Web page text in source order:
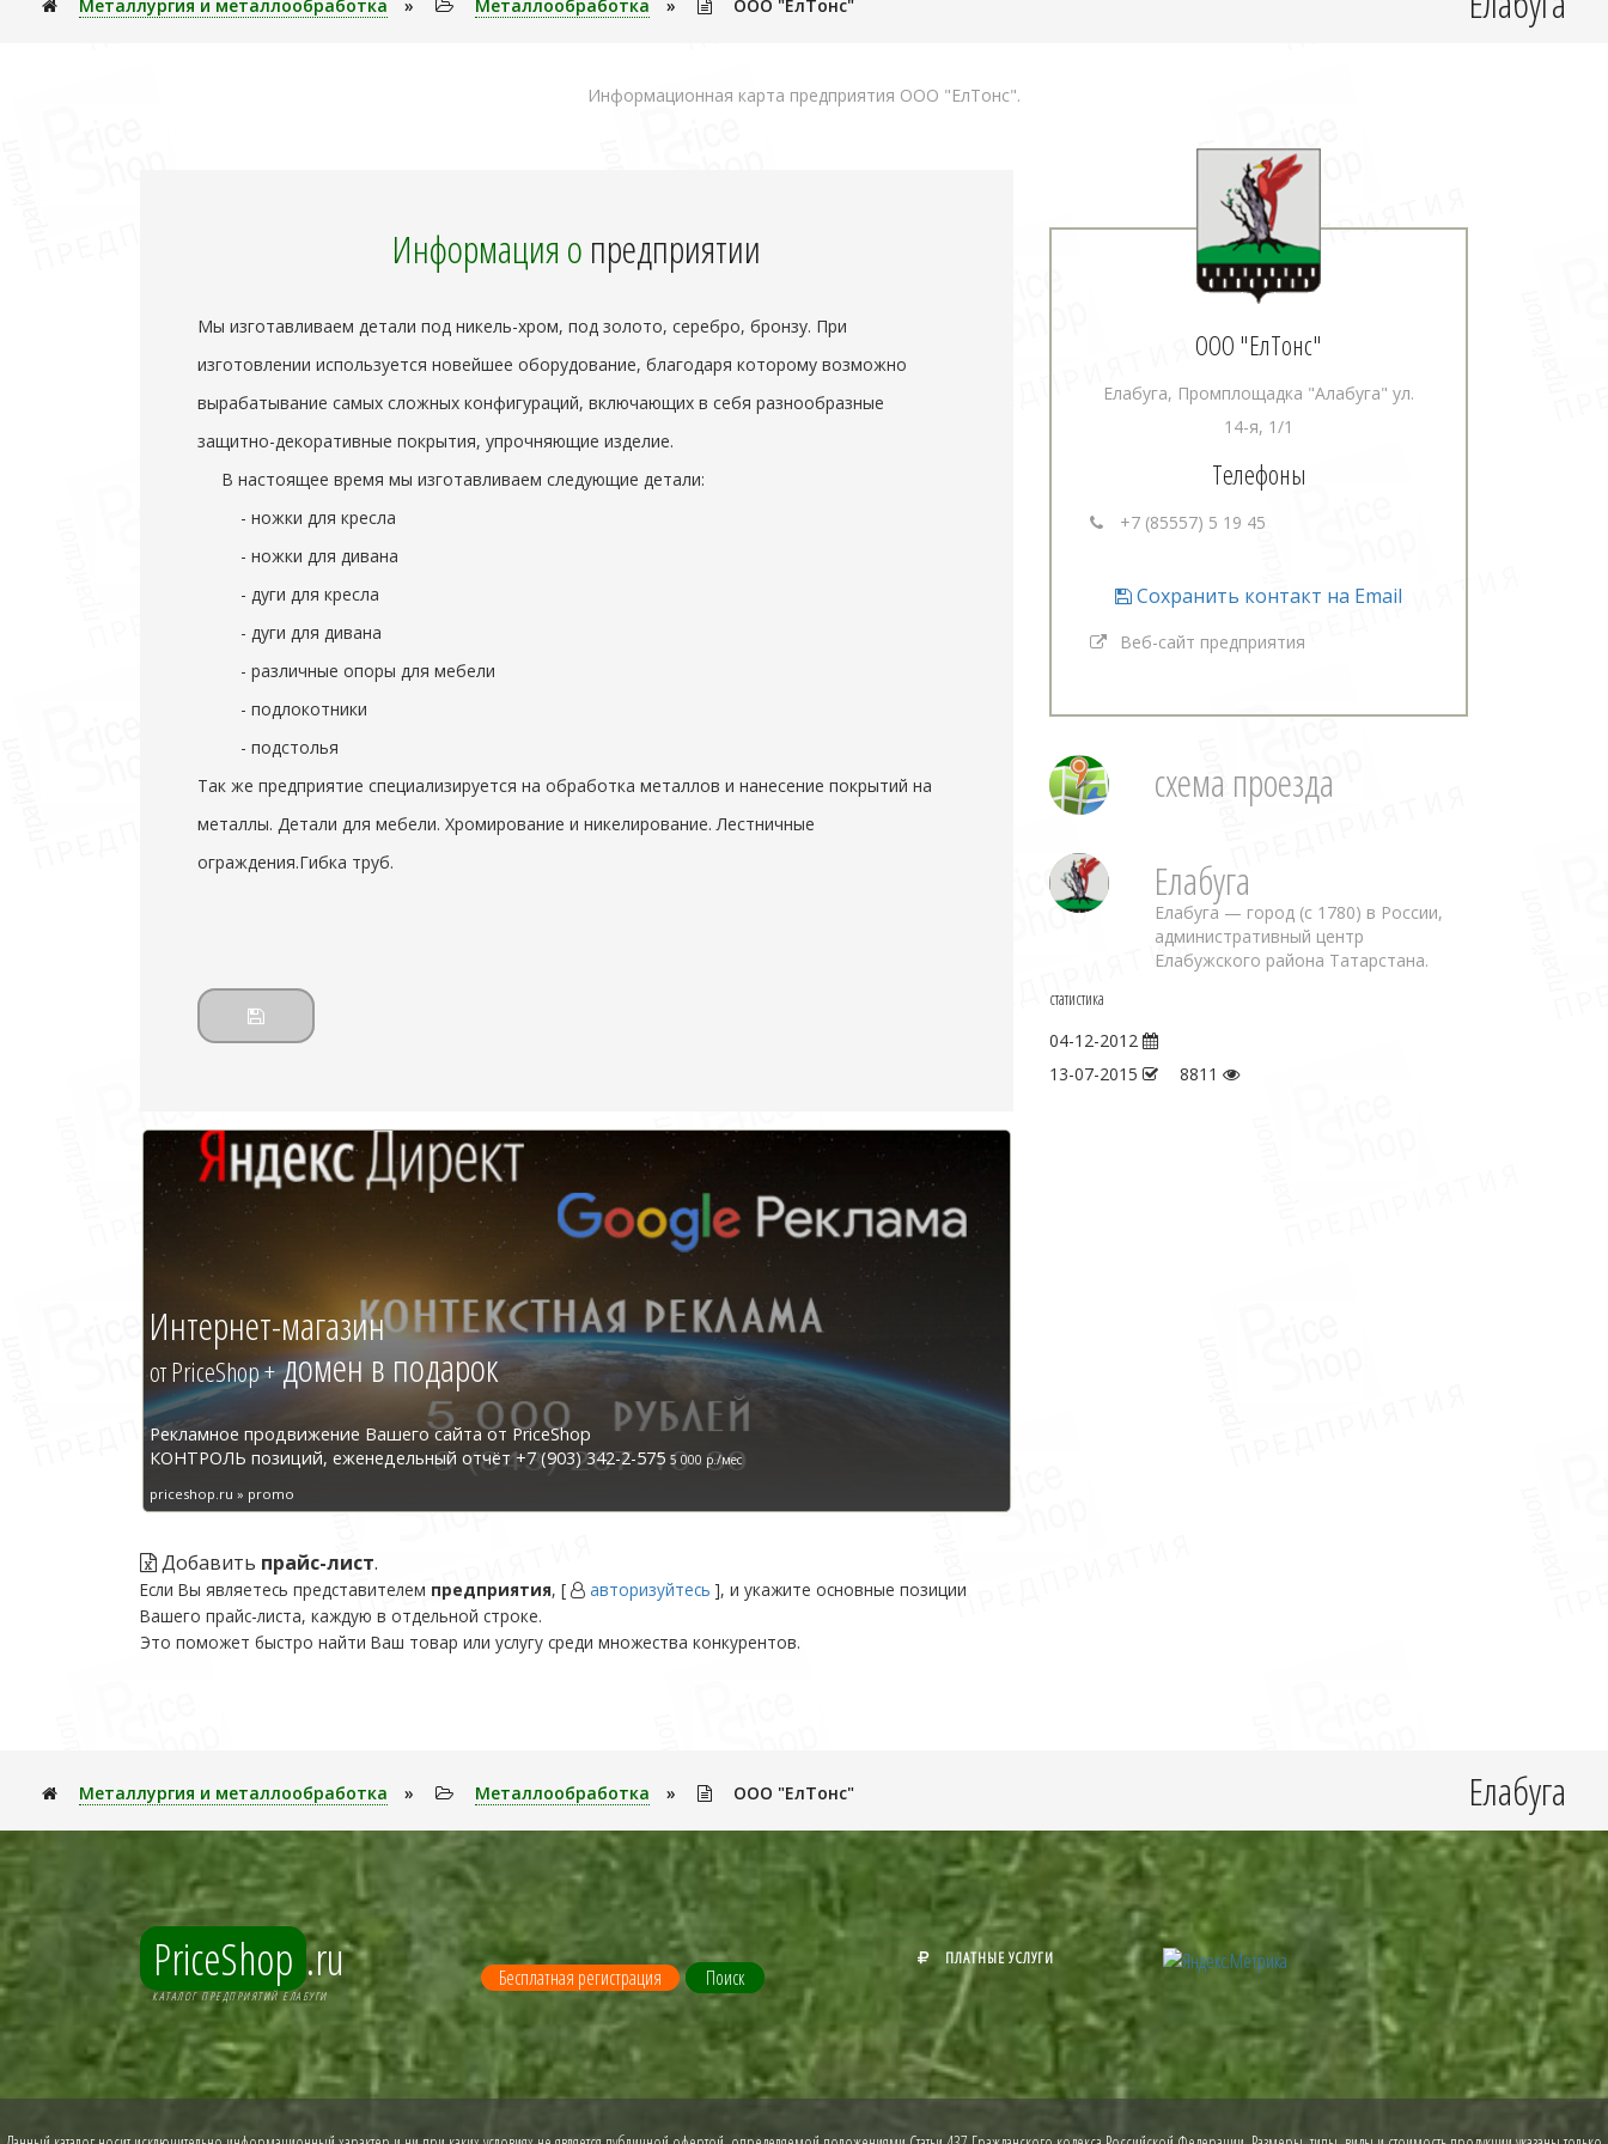
Металлуpгия и металлообработка » Металлообработка » ООО "ЕлТонс"
Информационная карта предприятия ООО "ЕлТонс".
Информация о предприятии
Мы изготавливаем детали под никель-хром, под золото, серебро, бронзу. При
изготовлении используется новейшее оборудование, благодаря которому возможно
вырабатывание самых сложных конфигураций, включающих в себя разнообразные
защитно-декоративные покрытия, упрочняющие изделие.
В настоящее время мы изготавливаем следующие детали:
- ножки для кресла
- ножки для дивана
- дуги для кресла
- дуги для дивана
- различные опоры для мебели
- подлокотники
- подстолья
Так же предприятие специализируется на обработка металлов и нанесение покрытий на
металлы. Детали для мебели. Хромирование и никелирование. Лестничные
ограждения.Гибка труб.
Интернет-магазин
от PriceShop +домен в подарок
Рекламное продвижение Вашего сайта от PriceShop
КОНТРОЛЬ позиций, еженедельный отчёт +7 (903) 342-2-575 5 000 р./мес
priceshop.ru » promo
Добавить прайс-лист.
Если Вы являетесь представителем предприятия, [ авторизуйтесь ], и укажите основные позиции
Вашего прайс-листа, каждую в отдельной строке.
Это поможет быстро найти Ваш товар или услугу среди множества конкурентов.
ООО "ЕлТонс"
Елабуга, Промплощадка "Алабуга" ул.
14-я, 1/1
Телефоны
+7 (85557) 5 19 45
Сохранить контакт на Email
Веб-сайт предприятия
схема проезда
Елабуга
Елабуга — город (с 1780) в России,
административный центр
Елабужского района Татарстана.
статистика
04-12-2012
13-07-2015
8811
Металлуpгия и металлообработка » Металлообработка » ООО "ЕлТонс" Елабуга
PriceShop .ru
КАТАЛОГ ПРЕДПРИЯТИЙ ЕЛАБУГИ
Бесплатная регистрация Поиск
ПЛАТНЫЕ УСЛУГИ